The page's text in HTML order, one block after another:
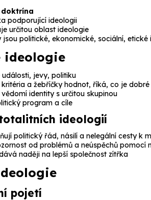
podporující ideologii
určitou oblast ideologie
jsou politické, ekonomické, sociální, etické
ideologie
události, jevy, politiku
a žebříčky hodnot, říká, co je dobré
identity s určitou skupinou
program a cíle
ideologií
politický řád, násilí a nelegální cesty k
od problémů a neúspěchů pomocí
naději na lepší společnost zítřka
pojetí